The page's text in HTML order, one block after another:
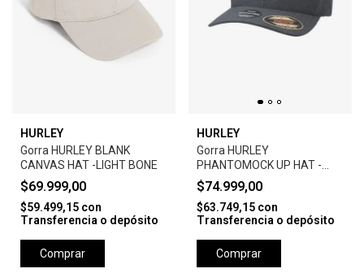
HURLEY
Gorra HURLEY BLANK
CANVAS HAT -LIGHT BONE
$69.999,00
$59.499,15 con
Transferencia o depósito
Comprar
HURLEY
Gorra HURLEY
PHANTOMOCK UP HAT -
BLACK
$74.999,00
$63.749,15 con
Transferencia o depósito
Comprar